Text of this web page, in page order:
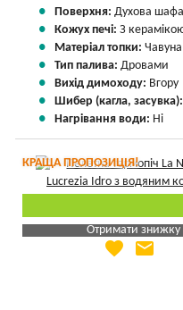
Поверхня: Духова шафа
Кожух печі: З
Матеріал топки: Чавуна
Тип палива: Дровами
Вихід димоходу: Вгору
Шибер (кагла,
Нагрівання води: Ні
КРАЩА ПРОПОЗИЦІЯ!
Отримати знижку
Яка Ваша ціна
favorite email